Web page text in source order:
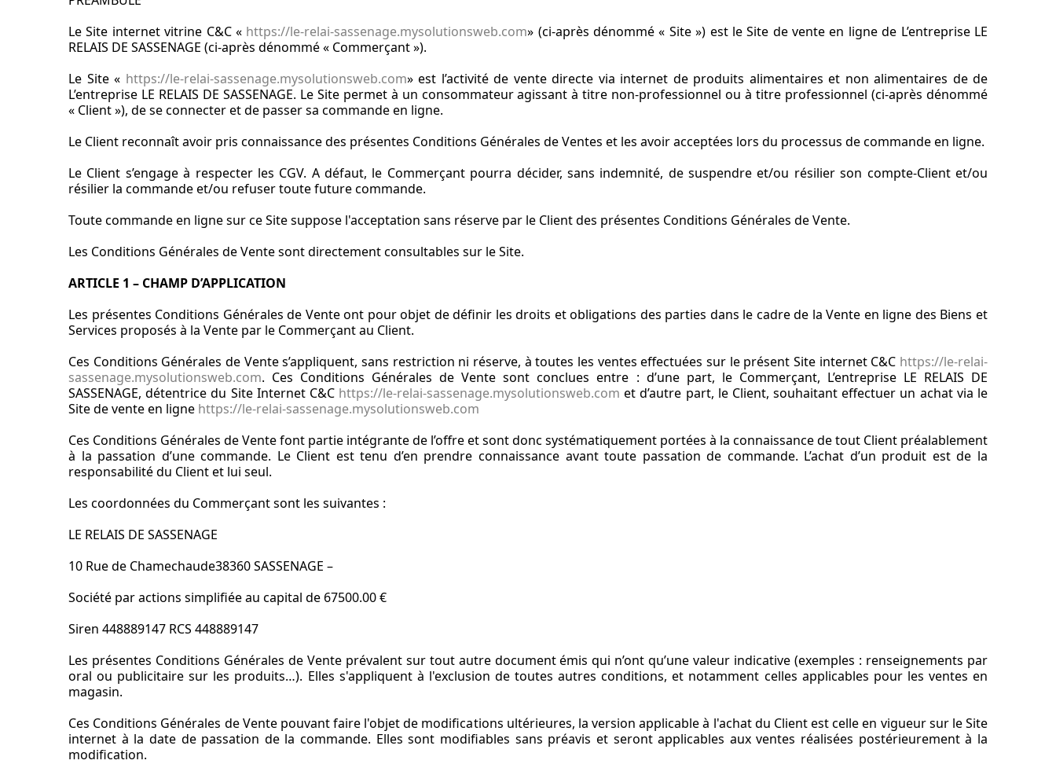
Le Site internet vitrine C&C « https://le-relai-sassenage.mysolutionsweb.com» (ci-après dénommé « Site ») est le Site de vente en ligne de L’entreprise LE
RELAIS DE SASSENAGE (ci-après dénommé « Commerçant »).
Le Site « https://le-relai-sassenage.mysolutionsweb.com» est l’activité de vente directe via internet de produits alimentaires et non alimentaires de de
L’entreprise LE RELAIS DE SASSENAGE. Le Site permet à un consommateur agissant à titre non-professionnel ou à titre professionnel (ci-après dénommé
« Client »), de se connecter et de passer sa commande en ligne.
Le Client reconnaît avoir pris connaissance des présentes Conditions Générales de Ventes et les avoir acceptées lors du processus de commande en ligne.
Le Client s’engage à respecter les CGV. A défaut, le Commerçant pourra décider, sans indemnité, de suspendre et/ou résilier son compte-Client et/ou
résilier la commande et/ou refuser toute future commande.
Toute commande en ligne sur ce Site suppose l'acceptation sans réserve par le Client des présentes Conditions Générales de Vente.
Les Conditions Générales de Vente sont directement consultables sur le Site.
ARTICLE 1 – CHAMP D’APPLICATION
Les présentes Conditions Générales de Vente ont pour objet de définir les droits et obligations des parties dans le cadre de la Vente en ligne des Biens et
Services proposés à la Vente par le Commerçant au Client.
Ces Conditions Générales de Vente s’appliquent, sans restriction ni réserve, à toutes les ventes effectuées sur le présent Site internet C&C https://le-relai-
sassenage.mysolutionsweb.com. Ces Conditions Générales de Vente sont conclues entre : d’une part, le Commerçant, L’entreprise LE RELAIS DE
SASSENAGE, détentrice du Site Internet C&C https://le-relai-sassenage.mysolutionsweb.com et d’autre part, le Client, souhaitant effectuer un achat via le
Site de vente en ligne https://le-relai-sassenage.mysolutionsweb.com
Ces Conditions Générales de Vente font partie intégrante de l’offre et sont donc systématiquement portées à la connaissance de tout Client préalablement
à la passation d’une commande. Le Client est tenu d’en prendre connaissance avant toute passation de commande. L’achat d’un produit est de la
responsabilité du Client et lui seul.
Les coordonnées du Commerçant sont les suivantes :
LE RELAIS DE SASSENAGE
10 Rue de Chamechaude38360 SASSENAGE –
Société par actions simplifiée au capital de 67500.00 €
Siren 448889147 RCS 448889147
Les présentes Conditions Générales de Vente prévalent sur tout autre document émis qui n’ont qu’une valeur indicative (exemples : renseignements par
oral ou publicitaire sur les produits…). Elles s'appliquent à l'exclusion de toutes autres conditions, et notamment celles applicables pour les ventes en
magasin.
Ces Conditions Générales de Vente pouvant faire l'objet de modifications ultérieures, la version applicable à l'achat du Client est celle en vigueur sur le Site
internet à la date de passation de la commande. Elles sont modifiables sans préavis et seront applicables aux ventes réalisées postérieurement à la
modification.